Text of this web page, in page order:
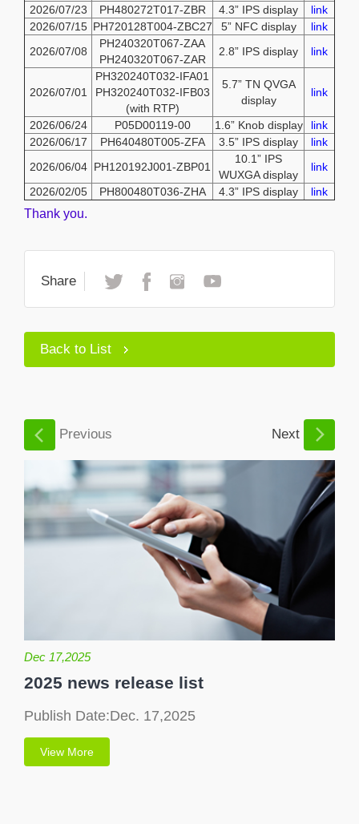
2026/07/23
PH480272T017-ZBR 4.3” IPS display
link
2026/07/15 PH720128T004-ZBC27 5” NFC display
link
2026/07/08
PH240320T067-ZAA
PH240320T067-ZAR
2.8” IPS display link
2026/07/01
PH320240T032-IFA01
PH320240T032-IFB03
(with RTP)
5.7” TN QVGA
display
link
2026/06/24 P05D00119-00 1.6” Knob display
link
2026/06/17
PH640480T005-ZFA 3.5” IPS display
link
2026/06/04 PH120192J001-ZBP01
10.1” IPS
WUXGA display
link
2026/02/05
PH800480T036-ZHA 4.3” IPS display link
Thank you.
Share
Back to List
Previous Next
Dec 17,2025
2025 news release list
Publish Date:Dec. 17,2025
View More